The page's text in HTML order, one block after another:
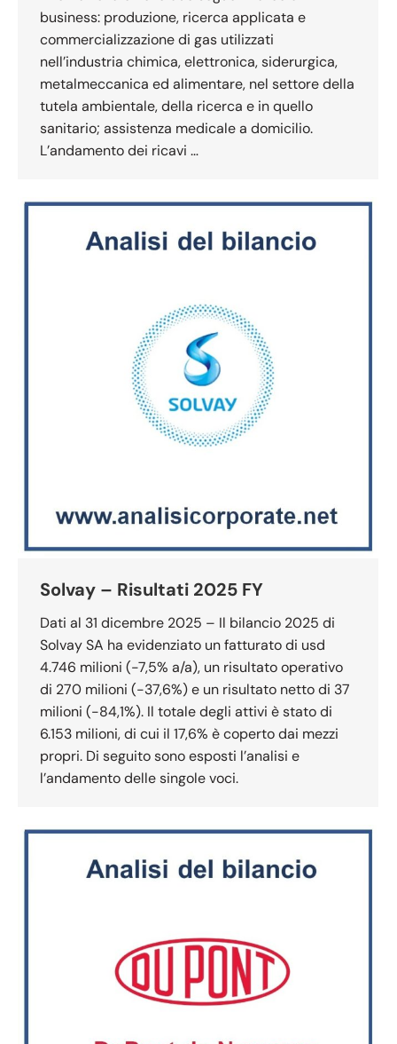
business: produzione, ricerca applicata e
commercializzazione di gas utilizzati
nell’industria chimica, elettronica, siderurgica,
metalmeccanica ed alimentare, nel settore della
tutela ambientale, della ricerca e in quello
sanitario; assistenza medicale a domicilio.
L’andamento dei ricavi …
Solvay – Risultati 2025 FY
Dati al 31 dicembre 2025 – Il bilancio 2025 di
Solvay SA ha evidenziato un fatturato di usd
4.746 milioni (-7,5% a/a), un risultato operativo
di 270 milioni (-37,6%) e un risultato netto di 37
milioni (-84,1%). Il totale degli attivi è stato di
6.153 milioni, di cui il 17,6% è coperto dai mezzi
propri. Di seguito sono esposti l’analisi e
l’andamento delle singole voci.